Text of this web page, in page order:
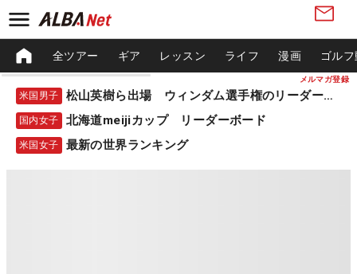
メルマガ登録
全ツアー ギア レッスン ライフ 漫画 ゴル
米国男子 松山英樹ら出場 ウィンダム選手権のリーダーボード
国内女子 北海道meijiカップ リーダーボード
米国女子 最新の世界ランキング